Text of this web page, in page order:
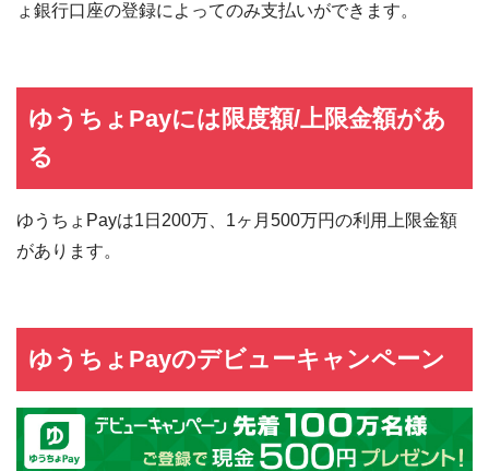
ょ銀行口座の登録によってのみ支払いができます。
ゆうちょPayには限度額/上限金額があ
る
ゆうちょPayは1日200万、1ヶ月500万円の利用上限金額
があります。
ゆうちょPayのデビューキャンペーン